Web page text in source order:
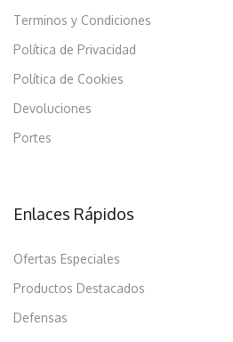
Terminos y Condiciones
Política de Privacidad
Política de Cookies
Devoluciones
Portes
Enlaces Rápidos
Ofertas Especiales
Productos Destacados
Defensas